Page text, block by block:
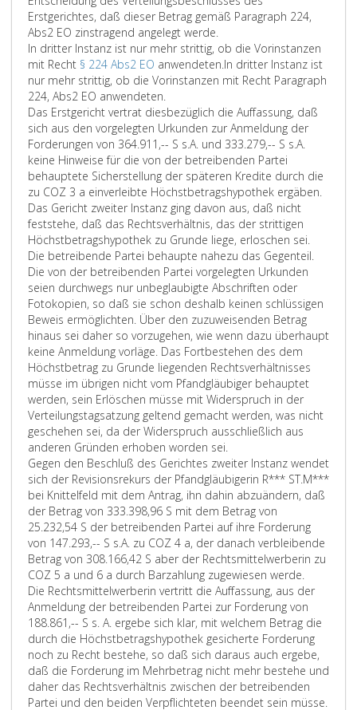
Erstgerichtes, daß dieser Betrag gemäß Paragraph 224,
Abs2 EO zinstragend angelegt werde.
In dritter Instanz ist nur mehr strittig, ob die Vorinstanzen
mit Recht § 224 Abs2 EO anwendeten.In dritter Instanz ist
nur mehr strittig, ob die Vorinstanzen mit Recht Paragraph
224, Abs2 EO anwendeten.
Das Erstgericht vertrat diesbezüglich die Auffassung, daß
sich aus den vorgelegten Urkunden zur Anmeldung der
Forderungen von 364.911,-- S s.A. und 333.279,-- S s.A.
keine Hinweise für die von der betreibenden Partei
behauptete Sicherstellung der späteren Kredite durch die
zu COZ 3 a einverleibte Höchstbetragshypothek ergäben.
Das Gericht zweiter Instanz ging davon aus, daß nicht
feststehe, daß das Rechtsverhältnis, das der strittigen
Höchstbetragshypothek zu Grunde liege, erloschen sei.
Die betreibende Partei behaupte nahezu das Gegenteil.
Die von der betreibenden Partei vorgelegten Urkunden
seien durchwegs nur unbeglaubigte Abschriften oder
Fotokopien, so daß sie schon deshalb keinen schlüssigen
Beweis ermöglichten. Über den zuzuweisenden Betrag
hinaus sei daher so vorzugehen, wie wenn dazu überhaupt
keine Anmeldung vorläge. Das Fortbestehen des dem
Höchstbetrag zu Grunde liegenden Rechtsverhältnisses
müsse im übrigen nicht vom Pfandgläubiger behauptet
werden, sein Erlöschen müsse mit Widerspruch in der
Verteilungstagsatzung geltend gemacht werden, was nicht
geschehen sei, da der Widerspruch ausschließlich aus
anderen Gründen erhoben worden sei.
Gegen den Beschluß des Gerichtes zweiter Instanz wendet
sich der Revisionsrekurs der Pfandgläubigerin R*** ST.M***
bei Knittelfeld mit dem Antrag, ihn dahin abzuändern, daß
der Betrag von 333.398,96 S mit dem Betrag von
25.232,54 S der betreibenden Partei auf ihre Forderung
von 147.293,-- S s.A. zu COZ 4 a, der danach verbleibende
Betrag von 308.166,42 S aber der Rechtsmittelwerberin zu
COZ 5 a und 6 a durch Barzahlung zugewiesen werde.
Die Rechtsmittelwerberin vertritt die Auffassung, aus der
Anmeldung der betreibenden Partei zur Forderung von
188.861,-- S s. A. ergebe sich klar, mit welchem Betrag die
durch die Höchstbetragshypothek gesicherte Forderung
noch zu Recht bestehe, so daß sich daraus auch ergebe,
daß die Forderung im Mehrbetrag nicht mehr bestehe und
daher das Rechtsverhältnis zwischen der betreibenden
Partei und den beiden Verpflichteten beendet sein müsse.